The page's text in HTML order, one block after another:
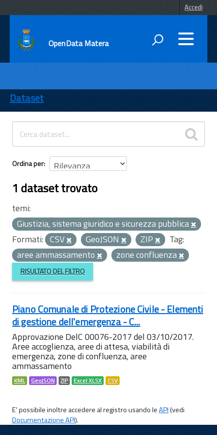
Accedi
OpenData Matera
ENTI
TEMI
INFORMAZIONI
Dataset
Ordina per
1 dataset trovato
temi:
Giustizia, sistema giuridico e sicurezza pubblica
Formati: CSV GeoJSON ZIP
Tag:
aree ammassamento
zone confluenza
RISULTATO DEL FILTRO
Piano Comunale di Protezione Civile - Elementi
di gestione dell'emergenza - C...
Approvazione DelC 00076-2017 del 03/10/2017.
Aree accoglienza, aree di attesa, viabilità di
emergenza, zone di confluenza, aree
ammassamento
KML GeoJSON ZIP Excel XLSX CSV
E' possibile inoltre accedere al registro usando leAPI(vedi
Documentazione API).